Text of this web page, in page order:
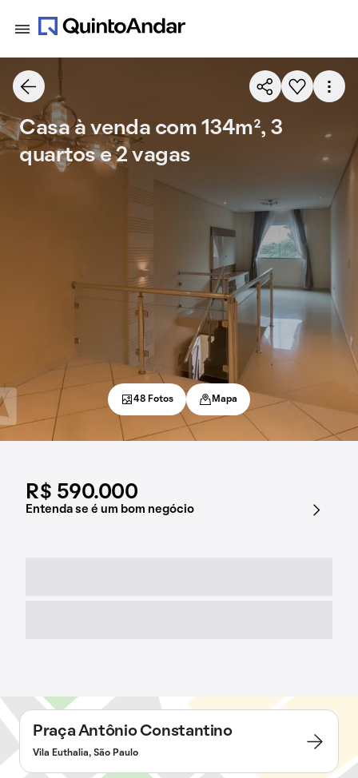
R$ 590.000
Entenda se é um bom negócio
Casa à venda com 134m², 3
quartos e 2 vagas
48 Fotos Mapa
Praça Antônio Constantino
Vila Euthalia, São Paulo